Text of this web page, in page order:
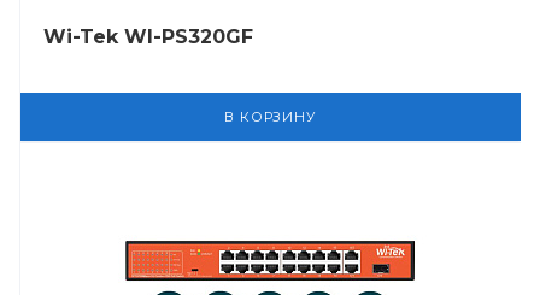
Wi-Tek WI-PS320GF
В КОРЗИНУ